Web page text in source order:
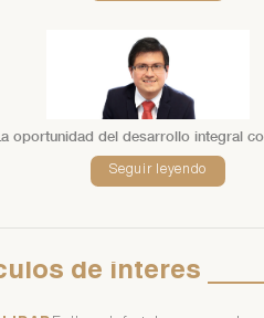
oportunidad del desarrollo integral
Seguir leyendo
de interés